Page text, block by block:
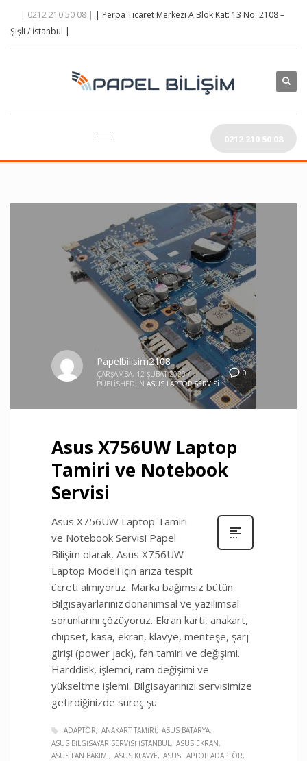
| 0212 210 50 08 | | Perpa Ticaret Merkezi A Blok Kat: 13 No: 2108 –
Şişli / İstanbul |
0212 210 50 08
0
Papelbilisim2108
ÇARŞAMBA, 12 ŞUBAT 2020 /
PUBLISHED IN ASUS LAPTOP SERVISI
Asus X756UW Laptop
Tamiri ve Notebook
Servisi
Asus X756UW Laptop Tamiri
ve Notebook Servisi Papel
Bilişim olarak, Asus X756UW
Laptop Modeli için arıza tespit
ücreti almıyoruz. Marka bağımsız bütün
Bilgisayarlarınız donanımsal ve yazılımsal
sorunlarını çözüyoruz. Ekran kartı, anakart,
chipset, kasa, ekran, klavye, menteşe, şarj
girişi (power jack), fan tamiri ve değişimi.
Harddisk, işlemci, ram değişimi ve
yükseltme işlemi. Bilgisayarınızı servisimize
getirdiğinizde süreç şu
ADAPTÖR ANAKART TAMIRI
ASUS BATARYA
ASUS BILGISAYAR SERVISI İSTANBUL ASUS EKRAN
ASUS FAN BAKIMI
ASUS KLAVYE
ASUS LAPTOP ADAPTÖR